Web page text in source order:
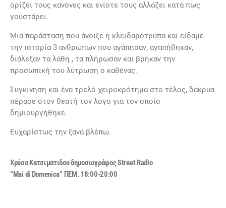
ορίζει τους κανόνες και ενίοτε τους αλλάζει κατά πως
γουστάρει.
Μια παράσταση που άνοιξε η κλειδαρότρυπα και είδαμε
την ιστορία 3 ανθρώπων που αγάπησαν, αγαπήθηκαν,
διάλεξαν τα λάθη , τα πλήρωσαν και βρήκαν την
προσωπική του λύτρωση ο καθένας.
Συγκίνηση και ένα τρελό χειροκρότημα στο τέλος, δάκρυα
πέρασε στον θεατή τον λόγο για τον οποίο
δημιουργήθηκε.
Ευχαρίστως την ξανά βλέπω.
Χρύσα Κατσιματιδου δημοσιογράφος Street Radio
“Mai di Domenica” ΠΕΜ. 18:00-20:00